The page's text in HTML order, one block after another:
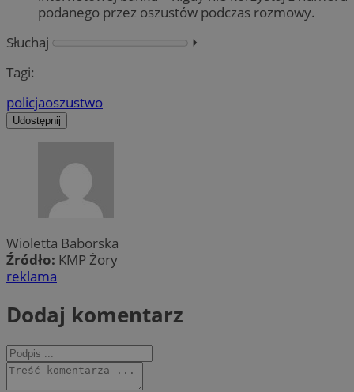
podanego przez oszustów podczas rozmowy.
Słuchaj
⏵︎
Tagi:
policjaoszustwo
Udostępnij
Wioletta Baborska
Źródło: KMP Żory
reklama
Dodaj komentarz